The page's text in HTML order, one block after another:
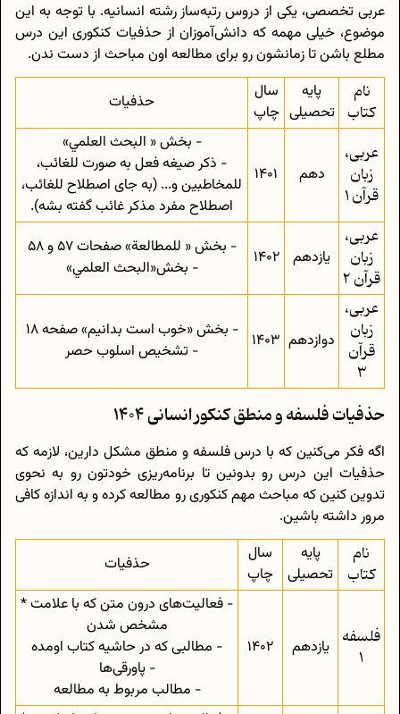
عربی تخصصی، یکی از دروس رتبه‌ساز رشته انسانیه. با توجه به این
موضوع، خیلی مهمه که دانش‌آموزان از حذفیات کنکوری این درس
مطلع باشن تا زمانشون رو برای مطالعه اون مباحث از دست ندن.
نام
کتاب
پایه
تحصیلی
سال
چاپ
حذفیات
عربی،
زبان
قرآن 1
دهم 1401
- بخش « البحث العلمي»
- ذکر صیغه فعل به صورت للغائب،
للمخاطبین و... (به جای اصطلاح للغائب،
اصطلاح مفرد مذکر غائب گفته بشه).
عربی،
زبان
قرآن 2
یازدهم 1402
- بخش « للمطالعة» صفحات 57 و 58
- بخش«البحث العلمي»
عربی،
زبان
قرآن
3
دوازدهم 1403
- بخش «خوب است بدانیم» صفحه 18
- تشخیص اسلوب حصر
حذفیات فلسفه و منطق کنکور انسانی 1404
اگه فکر می‌کنین که با درس فلسفه و منطق مشکل دارین، لازمه که
حذفیات این درس رو بدونین تا برنامه‌ریزی خودتون رو به نحوی
تدوین کنین که مباحث مهم کنکوری رو مطالعه کرده و به اندازه کافی
مرور داشته باشین.
نام
کتاب
پایه
تحصیلی
سال
چاپ
حذفیات
فلسفه
1
یازدهم 1402
- فعالیت‌های درون متن که با علامت *
مشخص شدن
- مطالبی که در حاشیه کتاب اومده
- پاورقی‌ها
- مطالب مربوط به مطالعه